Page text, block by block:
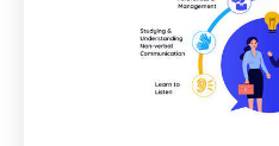
开始优化您的团队沟通，